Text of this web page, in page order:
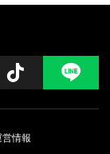
Follow
情報